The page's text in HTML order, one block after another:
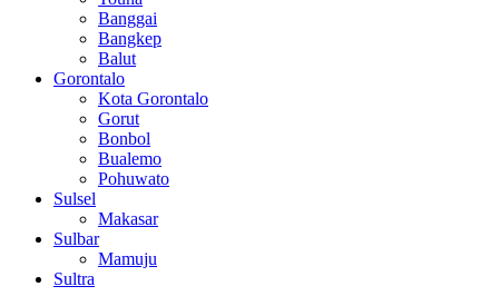
Banggai
Bangkep
Balut
Gorontalo
Kota Gorontalo
Gorut
Bonbol
Bualemo
Pohuwato
Sulsel
Makasar
Sulbar
Mamuju
Sultra